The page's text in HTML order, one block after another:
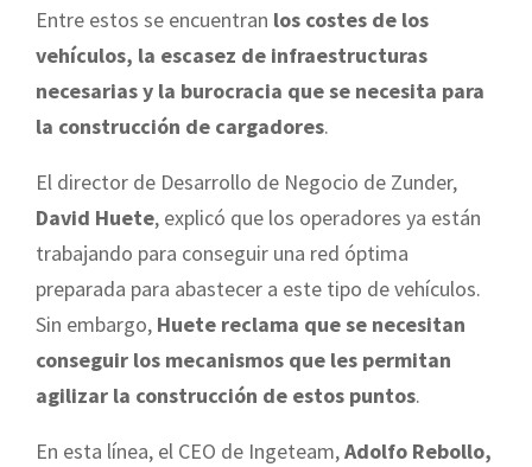
Entre estos se encuentran los costes de los
vehículos, la escasez de infraestructuras
necesarias y la burocracia que se necesita para
la construcción de cargadores.
El director de Desarrollo de Negocio de Zunder,
David Huete, explicó que los operadores ya están
trabajando para conseguir una red óptima
preparada para abastecer a este tipo de vehículos.
Sin embargo, Huete reclama que se necesitan
conseguir los mecanismos que les permitan
agilizar la construcción de estos puntos.
En esta línea, el CEO de Ingeteam,Adolfo Rebollo,